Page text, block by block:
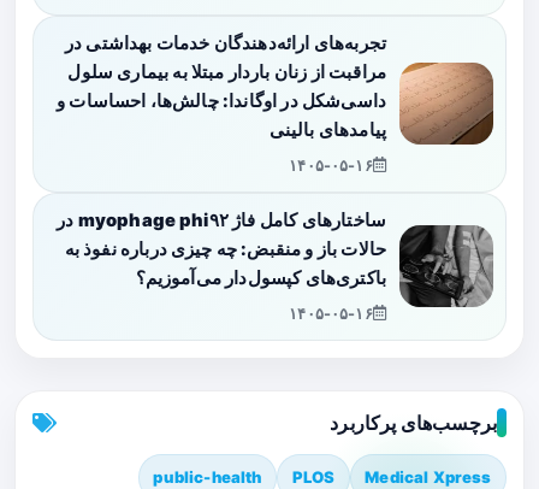
تجربه‌های ارائه‌دهندگان خدمات بهداشتی در
مراقبت از زنان باردار مبتلا به بیماری سلول
داسی‌شکل در اوگاندا: چالش‌ها، احساسات و
پیامدهای بالینی
۱۴۰۵-۰۵-۱۶
ساختارهای کامل فاژ myophage phi۹۲ در
حالات باز و منقبض: چه چیزی درباره نفوذ به
باکتری‌های کپسول‌دار می‌آموزیم؟
۱۴۰۵-۰۵-۱۶
برچسب‌های پرکاربرد
Medical Xpress
PLOS
public-health